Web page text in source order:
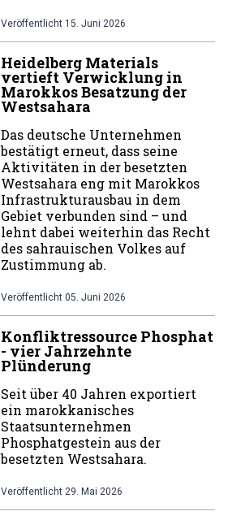
Veröffentlicht 15. Juni 2026
Heidelberg Materials
vertieft Verwicklung in
Marokkos Besatzung der
Westsahara
Das deutsche Unternehmen
bestätigt erneut, dass seine
Aktivitäten in der besetzten
Westsahara eng mit Marokkos
Infrastrukturausbau in dem
Gebiet verbunden sind – und
lehnt dabei weiterhin das Recht
des sahrauischen Volkes auf
Zustimmung ab.
Veröffentlicht 05. Juni 2026
Konfliktressource Phosphat
- vier Jahrzehnte
Plünderung
Seit über 40 Jahren exportiert
ein marokkanisches
Staatsunternehmen
Phosphatgestein aus der
besetzten Westsahara.
Veröffentlicht 29. Mai 2026